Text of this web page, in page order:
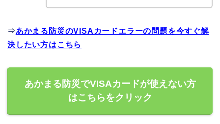
⇒あかまる防災のVISAカードエラーの問題を今すぐ解
決したい方はこちら
あかまる防災でVISAカードが使えない方
はこちらをクリック